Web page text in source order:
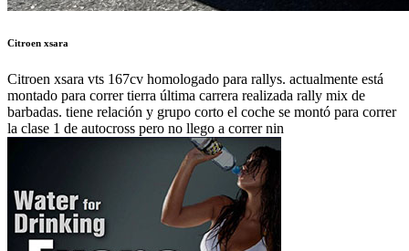
montado para correr tierra última carrera realizada rally mix de
barbadas. tiene relación y grupo corto el coche se montó para correr
la clase 1 de autocross pero no llego a correr nin